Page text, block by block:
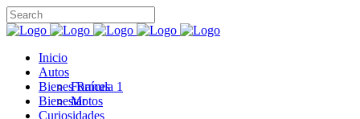
Inicio
Autos
Formula 1
Motos
Bienes Raíces
Bienestar
Curiosidades